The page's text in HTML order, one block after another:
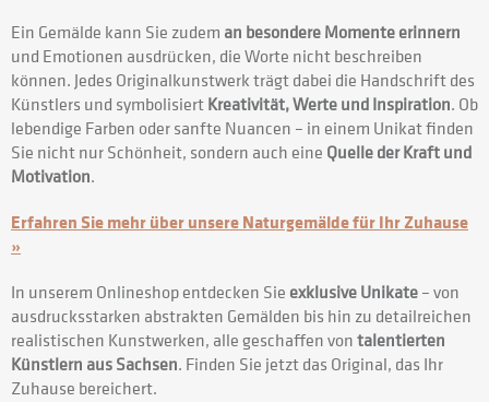
Ein Gemälde kann Sie zudem an besondere Momente erinnern
und Emotionen ausdrücken, die Worte nicht beschreiben
können. Jedes Originalkunstwerk trägt dabei die Handschrift des
Künstlers und symbolisiertKreativität, Werte und Inspiration. Ob
lebendige Farben oder sanfte Nuancen – in einem Unikat finden
Sie nicht nur Schönheit, sondern auch eine Quelle der Kraft und
Motivation.
Erfahren Sie mehr über unsere Naturgemälde für Ihr Zuhause
»
In unserem Onlineshop entdecken Sie exklusive Unikate– von
ausdrucksstarken abstrakten Gemälden bis hin zu detailreichen
realistischen Kunstwerken, alle geschaffen vontalentierten
Künstlern aus Sachsen. Finden Sie jetzt das Original, das Ihr
Zuhause bereichert.